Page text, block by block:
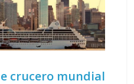
crucero mundial